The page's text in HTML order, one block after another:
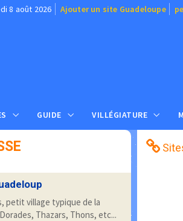
8 août 2026 Ajouter un site Guadeloupe
GUIDE VILLÉGIATURE
petit village typique de la
Thazars, Thons, etc...